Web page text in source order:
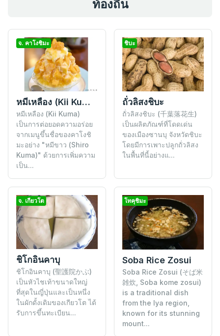
ท้องถิ่น
จ. คาโงชิมะ
หมีเหลือง (Kii Kuma)
หมีเหลือง (Kii Kuma)
เป็นการต่อยอดความอร่อย
จากเมนูขึ้นชื่อของคาโงชิ
มะอย่าง "หมีขาว (Shiro
Kuma)" ด้วยการเพิ่มความ
เป็น...
ชิบะ
ถั่วลิสงชิบะ
ถั่วลิสงชิบะ (千葉落花生)
เป็นผลิตภัณฑ์ที่โดดเด่น
ของเมืองซานบุ จังหวัดชิบะ
โดยมีการเพาะปลูกถั่วลิสง
ในพื้นที่นี้อย่างแ...
จ. เกียวโต
ชิโกอินคาบุ
ชิโกอินคาบุ (聖護院かぶ)
เป็นหัวไชเท้าขนาดใหญ่
ที่สุดในญี่ปุ่นและเป็นหนึ่ง
ในผักดั้งเดิมของเกียวโต ได้
รับการขึ้นทะเบียน...
โทคุชิมะ
Soba Rice Zosui
Soba Rice Zosui (そば米
雑炊, Soba kome zosui)
is a traditional dish
from the Iya region,
known for its stunning
mount...